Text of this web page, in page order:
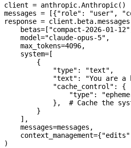
client = anthropic.Anthropic()
messages = [{"role" : "user" ,
response =
    betas
=[ "compact-2026-01-12"
    model
="claude-opus-5" ,
    max_tokens
=4096,
    system
=[
        {
            "type"
: "text" ,
            "text"
:
"You are
            "cache_control"
: {
                "type"
:
            },
# Cache the
        }
    ],
    messages
=messages,
    context_management
={"edits"
)